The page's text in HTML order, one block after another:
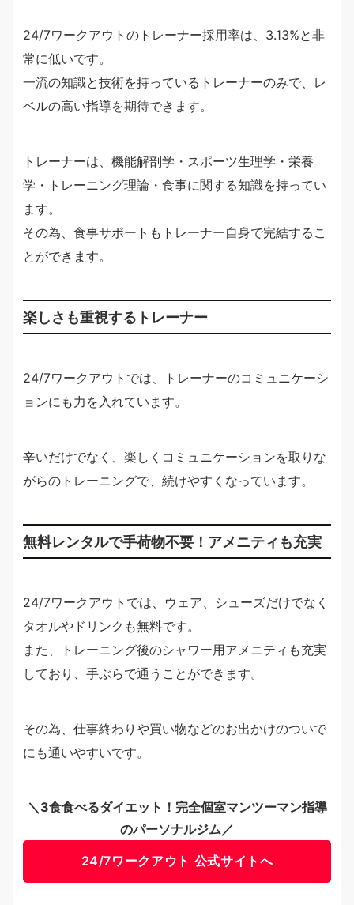
24/7ワークアウトのトレーナー採用率は、3.13%と非
常に低いです。
一流の知識と技術を持っているトレーナーのみで、レ
ベルの高い指導を期待できます。
トレーナーは、機能解剖学・スポーツ生理学・栄養
学・トレーニング理論・食事に関する知識を持ってい
ます。
その為、食事サポートもトレーナー自身で完結するこ
とができます。
楽しさも重視するトレーナー
24/7ワークアウトでは、トレーナーのコミュニケーシ
ョンにも力を入れています。
辛いだけでなく、楽しくコミュニケーションを取りな
がらのトレーニングで、続けやすくなっています。
無料レンタルで手荷物不要！アメニティも充実
24/7ワークアウトでは、ウェア、シューズだけでなく
タオルやドリンクも無料です。
また、トレーニング後のシャワー用アメニティも充実
しており、手ぶらで通うことができます。
その為、仕事終わりや買い物などのお出かけのついで
にも通いやすいです。
＼3食食べるダイエット！完全個室マンツーマン指導
のパーソナルジム／
24/7ワークアウト 公式サイトへ